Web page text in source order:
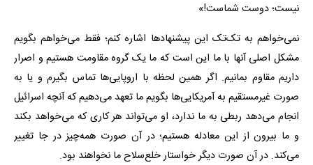
نیست؛ دوست شماست!»
نمی‌خواهم به تک‌تک این پیشنهادها اشاره کنم؛ فقط می‌خواهم بگویم
مشکل اصلی آنها با ما این است که ما یک گروه مقاومت هستیم و اصرار
داریم مقاوم بمانیم. اگر همین لحظه با اروپایی‌ها تماس بگیرم و یا به
صورت غیرمستقیم به آمریکایی‌ها بگویم ما تعهد می‌دهیم که آنچه اسرائیل
انجام می‌دهد ربطی به ما ندارد، او می‌تواند هر کاری که می‌خواهد بکند
و ما بیرون از این معادله هستیم؛ در آن صورت همه‌چیز در جا تغییر
می‌کند. در آن صورت دیگر خواستار خلع‌سلاح ما نخواهند بود.